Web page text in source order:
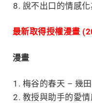
說不出口的情感
最新取得授權漫畫
漫畫
梅谷的春天 – 幾
教授與助手的愛